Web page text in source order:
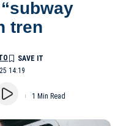
tren
14:19
1 Min Read